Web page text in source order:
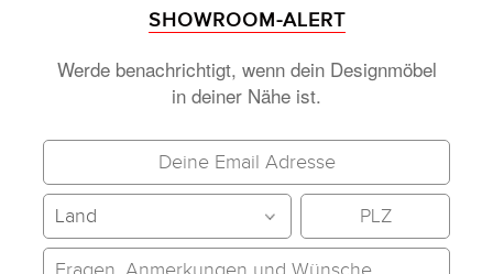
SHOWROOM-ALERT
Werde benachrichtigt, wenn dein Designmöbel
in deiner Nähe ist.